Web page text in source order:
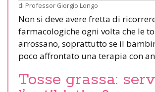
di Professor Giorgio Longo
Non si deve avere fretta di
farmacologiche ogni volta che le
arrossano, soprattutto se il
poco affrontato una terapia con
Tosse grassa: